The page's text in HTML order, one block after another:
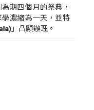
期四個月的祭典，
濃縮為一天，並特
」凸顯辦理。